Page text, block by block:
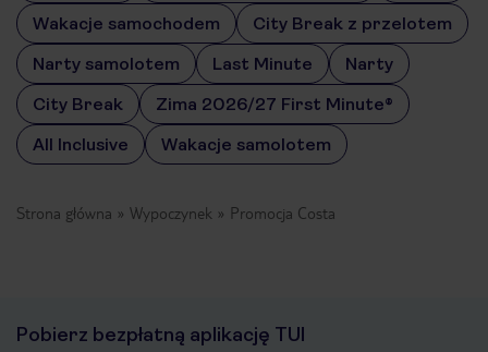
Wakacje samochodem
City Break z przelotem
Narty samolotem
Last Minute
Narty
City Break
Zima 2026/27 First Minute®
All Inclusive
Wakacje samolotem
Strona główna Wypoczynek Promocja Costa
Pobierz bezpłatną aplikację TUI